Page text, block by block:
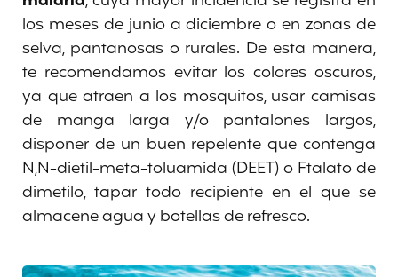
los meses de junio a diciembre o en zonas de
selva, pantanosas o rurales. De esta manera,
te recomendamos evitar los colores oscuros,
ya que atraen a los mosquitos, usar camisas
de manga larga y/o pantalones largos,
disponer de un buen repelente que contenga
N,N-dietil-meta-toluamida (DEET) o Ftalato de
dimetilo, tapar todo recipiente en el que se
almacene agua y botellas de refresco.